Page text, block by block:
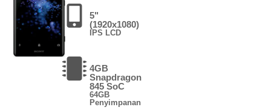
5"
(1920x1080)
IPS LCD
4GB
Snapdragon
845 SoC
64GB
Penyimpanan